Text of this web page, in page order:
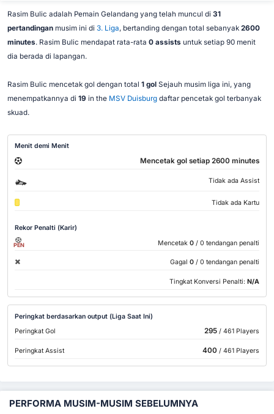
Rasim Bulic adalah Pemain Gelandang yang telah muncul di 31
pertandinganmusim ini di 3. Liga, bertanding dengan total sebanyak 2600
minutes. Rasim Bulic mendapat rata-rata 0 assists untuk setiap 90 menit
dia berada di lapangan.
Rasim Bulic mencetak gol dengan total 1 golSejauh musim liga ini, yang
menempatkannya di 19 in the MSV Duisburgdaftar pencetak gol terbanyak
skuad.
Menit demi Menit
Mencetak gol setiap 2600 minutes
Tidak ada Assist
Tidak ada Kartu
Rekor Penalti (Karir)
PEN Mencetak 0 / 0 tendangan penalti
Gagal 0 / 0 tendangan penalti
Tingkat Konversi Penalti: N/A
Peringkat berdasarkan output (Liga Saat Ini)
Peringkat Gol
295/ 461 Players
Peringkat Assist 400 / 461 Players
PERFORMA MUSIM-MUSIM SEBELUMNYA